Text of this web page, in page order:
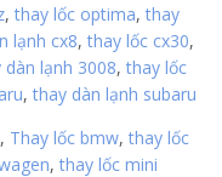
, thay lốc optima, thay
lạnh cx8, thay lốc cx30,
dàn lạnh 3008, thay lốc
, thay dàn lạnh subaru
, Thay lốc bmw, thay lốc
, thay lốc mini